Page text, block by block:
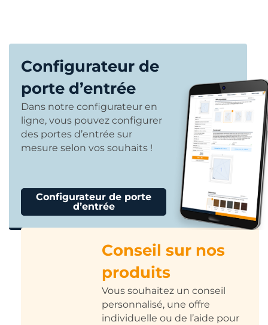
Configurateur de
porte d’entrée
Dans notre configurateur en
ligne, vous pouvez configurer
des portes d’entrée sur
mesure selon vos souhaits !
Configurateur de porte
d’entrée
Conseil sur nos
produits
Vous souhaitez un conseil
personnalisé, une offre
individuelle ou de l’aide pour